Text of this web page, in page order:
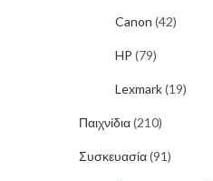
Canon (42)
HP (79)
Lexmark(19)
Παιχνίδια(210)
Συσκευασία(91)